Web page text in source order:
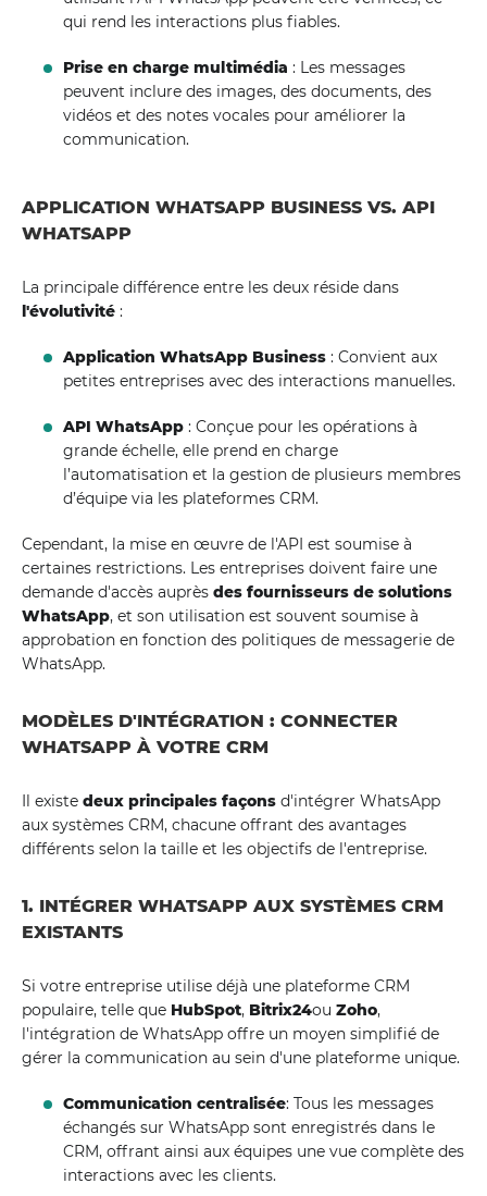
qui rend les interactions plus fiables.
Prise en charge multimédia : Les messages
peuvent inclure des images, des documents, des
vidéos et des notes vocales pour améliorer la
communication.
APPLICATION WHATSAPP BUSINESS VS. API
WHATSAPP
La principale différence entre les deux réside dans
l'évolutivité :
Application WhatsApp Business : Convient aux
petites entreprises avec des interactions manuelles.
API WhatsApp : Conçue pour les opérations à
grande échelle, elle prend en charge
l’automatisation et la gestion de plusieurs membres
d’équipe via les plateformes CRM.
Cependant, la mise en œuvre de l'API est soumise à
certaines restrictions. Les entreprises doivent faire une
demande d'accès auprès des fournisseurs de solutions
WhatsApp, et son utilisation est souvent soumise à
approbation en fonction des politiques de messagerie de
WhatsApp.
MODÈLES D'INTÉGRATION : CONNECTER
WHATSAPP À VOTRE CRM
Il existe deux principales façons d'intégrer WhatsApp
aux systèmes CRM, chacune offrant des avantages
différents selon la taille et les objectifs de l'entreprise.
1. INTÉGRER WHATSAPP AUX SYSTÈMES CRM
EXISTANTS
Si votre entreprise utilise déjà une plateforme CRM
populaire, telle que HubSpot, Bitrix24ou Zoho,
l'intégration de WhatsApp offre un moyen simplifié de
gérer la communication au sein d'une plateforme unique.
Communication centralisée: Tous les messages
échangés sur WhatsApp sont enregistrés dans le
CRM, offrant ainsi aux équipes une vue complète des
interactions avec les clients.